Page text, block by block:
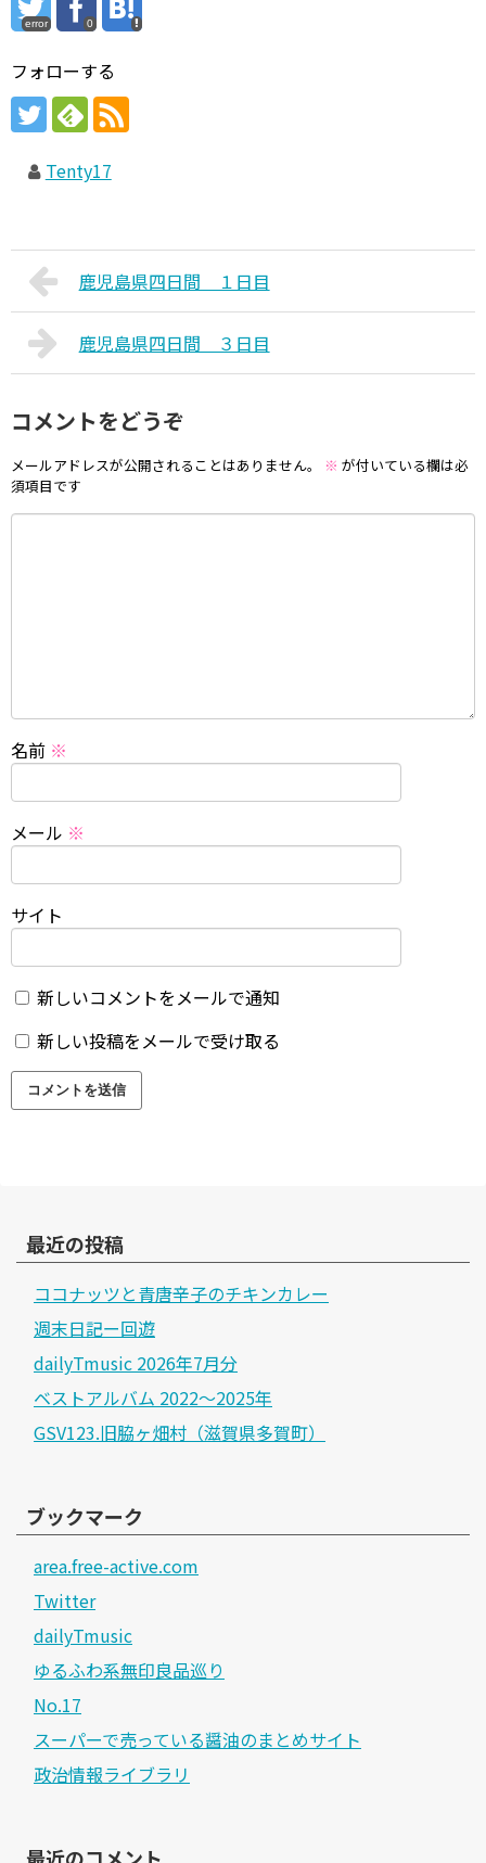
error 0
フォローする
Tenty17
鹿児島県四日間 １日目
鹿児島県四日間 ３日目
コメントをどうぞ
メールアドレスが公開されることはありません。 ※ が付いている欄は必
須項目です
名前 ※
メール ※
サイト
新しいコメントをメールで通知
新しい投稿をメールで受け取る
最近の投稿
ココナッツと青唐辛子のチキンカレー
週末日記ー回遊
dailyTmusic 2026年7月分
ベストアルバム 2022～2025年
GSV123.旧脇ヶ畑村（滋賀県多賀町）
ブックマーク
area.free-active.com
Twitter
dailyTmusic
ゆるふわ系無印良品巡り
No.17
スーパーで売っている醤油のまとめサイト
政治情報ライブラリ